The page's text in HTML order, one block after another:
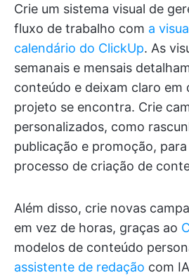
Crie um sistema visual de
fluxo de trabalho com a
calendário do ClickUp. As
semanais e mensais
conteúdo e deixam claro em
projeto se encontra. Crie
personalizados, como
publicação e promoção,
processo de criação de
Além disso, crie novas
em vez de horas, graças ao
modelos de conteúdo
assistente de redação com